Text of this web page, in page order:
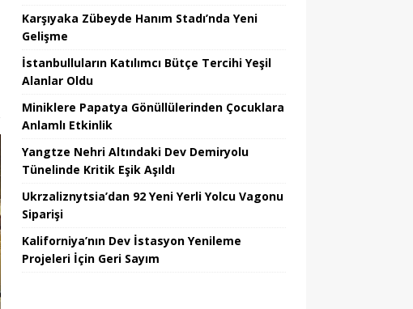
Karşıyaka Zübeyde Hanım Stadı’nda Yeni
Gelişme
İstanbulluların Katılımcı Bütçe Tercihi Yeşil
Alanlar Oldu
Miniklere Papatya Gönüllülerinden Çocuklara
Anlamlı Etkinlik
Yangtze Nehri Altındaki Dev Demiryolu
Tünelinde Kritik Eşik Aşıldı
Ukrzaliznytsia’dan 92 Yeni Yerli Yolcu Vagonu
Siparişi
Kaliforniya’nın Dev İstasyon Yenileme
Projeleri İçin Geri Sayım